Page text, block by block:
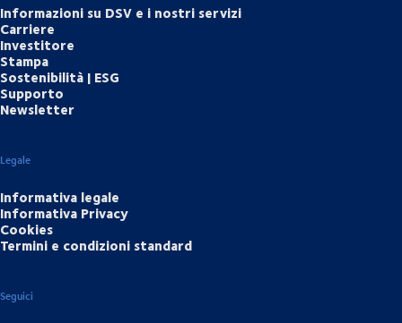
Informazioni su DSV e i nostri servizi
Carriere
Investitore
Stampa
Sostenibilità | ESG
Supporto
Newsletter
Legale
Informativa legale
Informativa Privacy
Cookies
Termini e condizioni standard
Seguici